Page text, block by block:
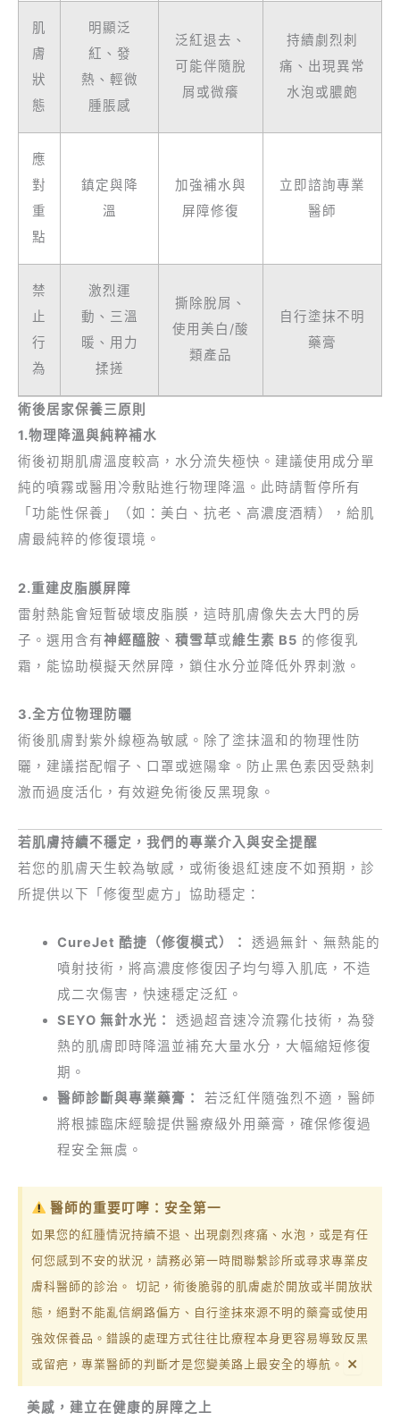
肌
膚
狀
態
明顯泛
紅、發
熱、輕微
腫脹感
泛紅退去、
可能伴隨脫
屑或微癢
持續劇烈刺
痛、出現異常
水泡或膿皰
應
對
重
點
鎮定與降
溫
加強補水與
屏障修復
立即諮詢專業
醫師
禁
止
行
為
激烈運
動、三溫
暖、用力
揉搓
撕除脫屑、
使用美白/酸
類產品
自行塗抹不明
藥膏
術後居家保養三原則
1.物理降溫與純粹補水
術後初期肌膚溫度較高，水分流失極快。建議使用成分單
純的噴霧或醫用冷敷貼進行物理降溫。此時請暫停所有
「功能性保養」（如：美白、抗老、高濃度酒精），給肌
膚最純粹的修復環境。
2.重建皮脂膜屏障
雷射熱能會短暫破壞皮脂膜，這時肌膚像失去大門的房
子。選用含有神經醯胺 、 積雪草或維生素 B5 的修復乳
霜，能協助模擬天然屏障，鎖住水分並降低外界刺激。
3.全方位物理防曬
術後肌膚對紫外線極為敏感。除了塗抹溫和的物理性防
曬，建議搭配帽子、口罩或遮陽傘。防止黑色素因受熱刺
激而過度活化，有效避免術後反黑現象。
若肌膚持續不穩定，我們的專業介入與安全提醒
若您的肌膚天生較為敏感，或術後退紅速度不如預期，診
所提供以下「修復型處方」協助穩定：
CureJet 酷捷（修復模式）：
透過無針、無熱能的
噴射技術，將高濃度修復因子均勻導入肌底，不造
成二次傷害，快速穩定泛紅。
SEYO 無針水光：
透過超音速冷流霧化技術，為發
熱的肌膚即時降溫並補充大量水分，大幅縮短修復
期。
醫師診斷與專業藥膏：
若泛紅伴隨強烈不適，醫師
將根據臨床經驗提供醫療級外用藥膏，確保修復過
程安全無虞。
醫師的重要叮嚀：安全第一
如果您的紅腫情況持續不退、出現劇烈疼痛、水泡，或是有任
何您感到不安的狀況，請務必第一時間聯繫診所或尋求專業皮
膚科醫師的診治。 切記，術後脆弱的肌膚處於開放或半開放狀
態，絕對不能亂信網路偏方、自行塗抹來源不明的藥膏或使用
強效保養品。錯誤的處理方式往往比療程本身更容易導致反黑
或留疤，專業醫師的判斷才是您變美路上最安全的導航。
×
美感，建立在健康的屏障之上